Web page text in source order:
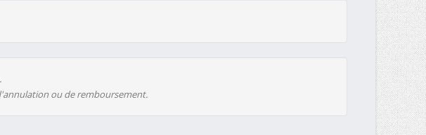
ou de remboursement.